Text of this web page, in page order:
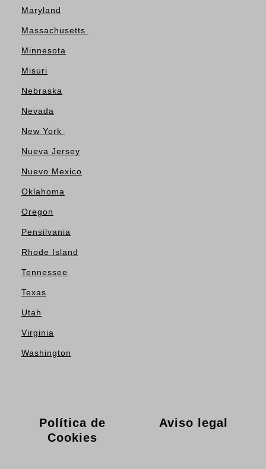
Maryland
Massachusetts
Minnesota
Misuri
Nebraska
Nevada
New York
Nueva Jersey
Nuevo Mexico
Oklahoma
Oregon
Pensilvania
Rhode Island
Tennessee
Texas
Utah
Virginia
Washington
Política de
Cookies
Aviso legal